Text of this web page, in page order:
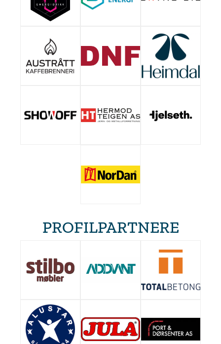
PROFILPARTNERE